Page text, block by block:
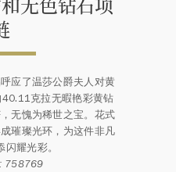
应了温莎公爵夫人对黄
克拉无暇艳彩黄钻
无愧为稀世之宝。花式
璀璨光环，为这件非凡
耀光彩。
758769